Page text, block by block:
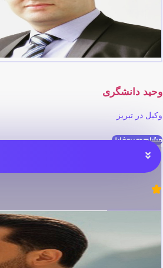
وحید دانشگری
وکیل در تبریز
مشاهده پروفایل